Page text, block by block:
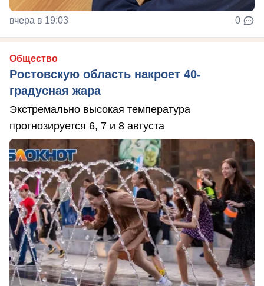
вчера в 19:03 0
Общество
Ростовскую область накроет 40-
градусная жара
Экстремально высокая температура
прогнозируется 6, 7 и 8 августа